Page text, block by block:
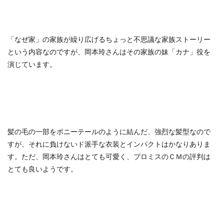
「なぜ家」の家族が繰り広げるちょっと不思議な家族ストーリー
という内容なのですが、岡本玲さんはその家族の妹「カナ」役を
演じています。
髪の毛の一部をポニーテールのように結んだ、強烈な髪型なので
すが、それに負けないド派手な衣装とインパクトはかなりありま
す。ただ、岡本玲さんはとても可愛く、プロミスのＣＭの評判は
とても良いようです。